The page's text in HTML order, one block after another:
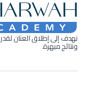
نهدف إلى إطلاق العنان
ونتائج مبهرة.